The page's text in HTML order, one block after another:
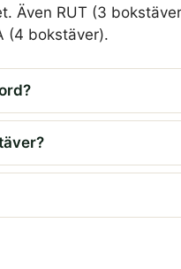
Även RUT (3
(4 bokstäver).